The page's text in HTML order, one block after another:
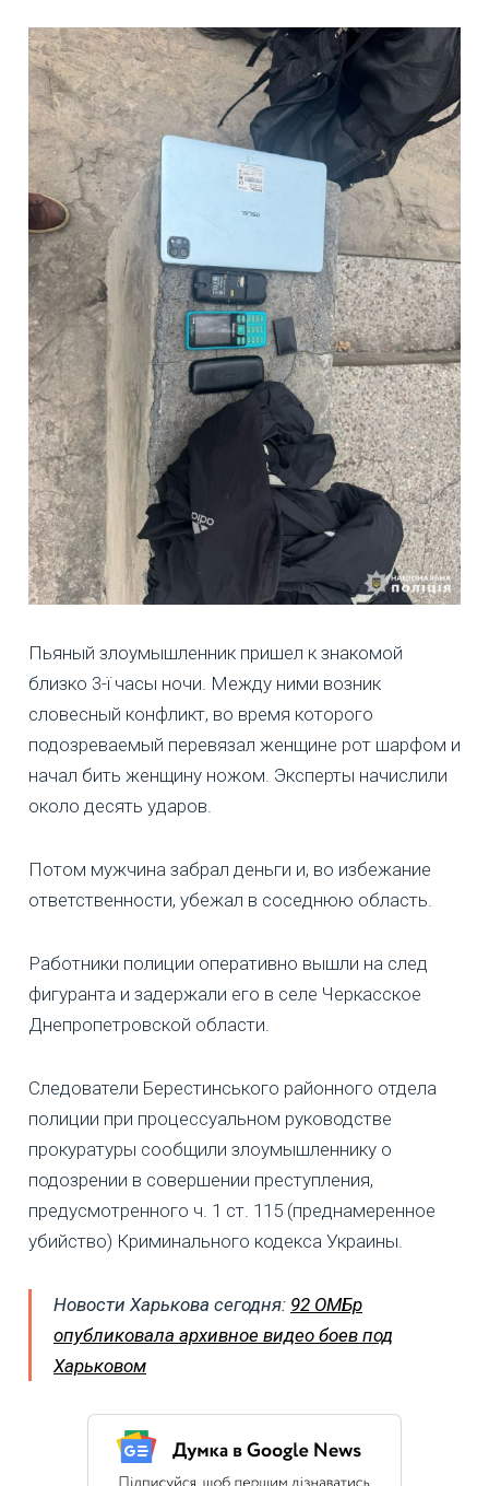
Пьяный злоумышленник пришел к знакомой
близко 3-ї часы ночи. Между ними возник
словесный конфликт, во время которого
подозреваемый перевязал женщине рот шарфом и
начал бить женщину ножом. Эксперты начислили
около десять ударов.
Потом мужчина забрал деньги и, во избежание
ответственности, убежал в соседнюю область.
Работники полиции оперативно вышли на след
фигуранта и задержали его в селе Черкасское
Днепропетровской области.
Следователи Берестинського районного отдела
полиции при процессуальном руководстве
прокуратуры сообщили злоумышленнику о
подозрении в совершении преступления,
предусмотренного ч. 1 ст. 115 (преднамеренное
убийство) Криминального кодекса Украины.
Новости Харькова сегодня: 92 ОМБр
опубликовала архивное видео боев под
Харьковом